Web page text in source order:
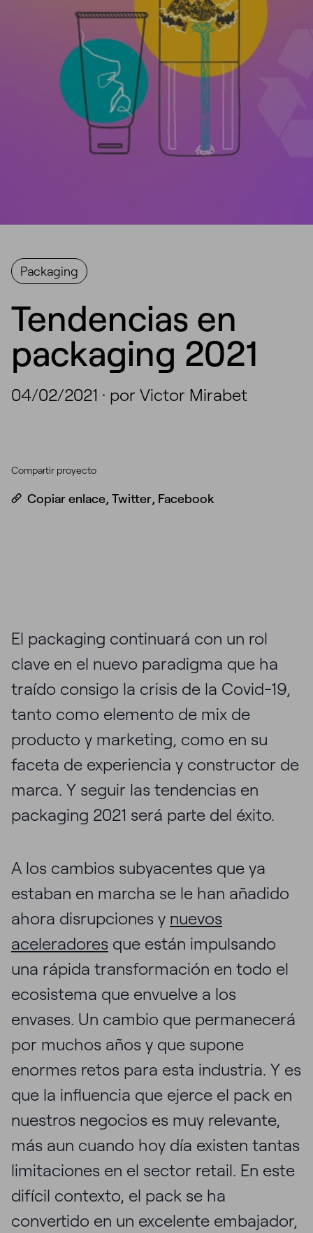
Packaging
Tendencias en
packaging 2021
04/02/2021 · por Victor Mirabet
Compartir proyecto
Copiar enlace, Twitter, Facebook
El packaging continuará con un rol
clave en el nuevo paradigma que ha
traído consigo la crisis de la Covid-19,
tanto como elemento de mix de
producto y marketing, como en su
faceta de experiencia y constructor de
marca. Y seguir las tendencias en
packaging 2021 será parte del éxito.
A los cambios subyacentes que ya
estaban en marcha se le han añadido
ahora disrupciones y nuevos
aceleradores que están impulsando
una rápida transformación en todo el
ecosistema que envuelve a los
envases. Un cambio que permanecerá
por muchos años y que supone
enormes retos para esta industria. Y es
que la influencia que ejerce el pack en
nuestros negocios es muy relevante,
más aun cuando hoy día existen tantas
limitaciones en el sector retail. En este
difícil contexto, el pack se ha
convertido en un excelente embajador,